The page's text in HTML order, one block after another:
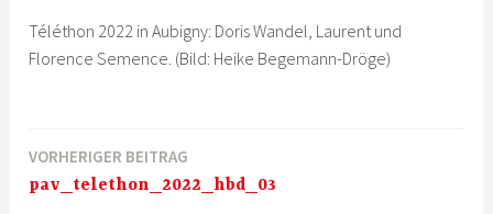
Téléthon 2022 in Aubigny: Doris Wandel, Laurent und
Florence Semence. (Bild: Heike Begemann-Dröge)
Beitragsnavigation
VORHERIGER BEITRAG
pav_telethon_2022_hbd_03